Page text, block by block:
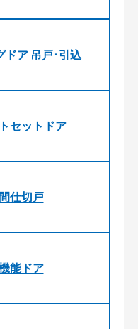
ア 吊戸･引込
セットドア
仕切戸
能ドア